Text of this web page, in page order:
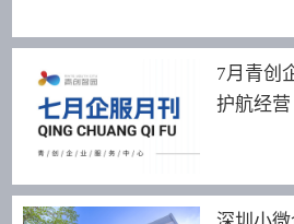
7月青创
护航经营